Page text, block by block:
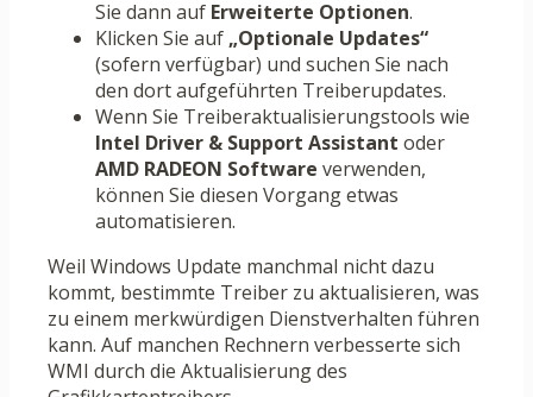
Sie dann auf Erweiterte Optionen.
Klicken Sie auf „Optionale Updates“
(sofern verfügbar) und suchen Sie nach
den dort aufgeführten Treiberupdates.
Wenn Sie Treiberaktualisierungstools wie
Intel Driver & Support Assistant oder
AMD RADEON Software verwenden,
können Sie diesen Vorgang etwas
automatisieren.
Weil Windows Update manchmal nicht dazu
kommt, bestimmte Treiber zu aktualisieren, was
zu einem merkwürdigen Dienstverhalten führen
kann. Auf manchen Rechnern verbesserte sich
WMI durch die Aktualisierung des